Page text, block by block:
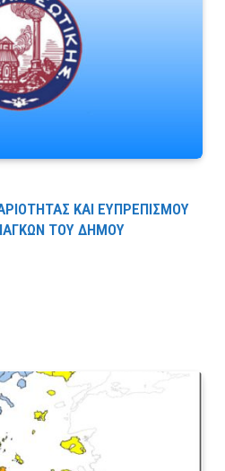
ΚΑΙ ΕΥΠΡΕΠΙΣΜΟΥ
ΤΟΥ ΔΗΜΟΥ